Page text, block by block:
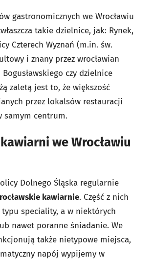
gastronomicznych we Wrocławiu
takie dzielnice, jak: Rynek,
Czterech Wyznań (m.in. św.
i znany przez wrocławian
czy dzielnice
zaletą jest to, że większość
przez lokalsów restauracji
samym centrum.
we Wrocławiu
Dolnego Śląska regularnie
kawiarnie. Część z nich
speciality, a w niektórych
nawet poranne śniadanie. We
także nietypowe miejsca,
napój wypijemy w